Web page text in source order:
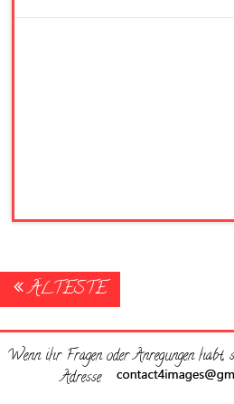
Posts
navigation
ÄLTESTE
Wenn ihr Fragen oder Anregungen habt,
Adresse